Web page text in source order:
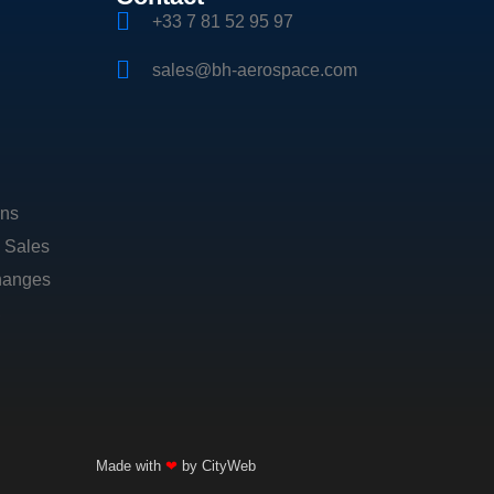
Sales
+33 7 81 52 95 97
sales@bh-aerospace.com
Made with❤ by CityWeb